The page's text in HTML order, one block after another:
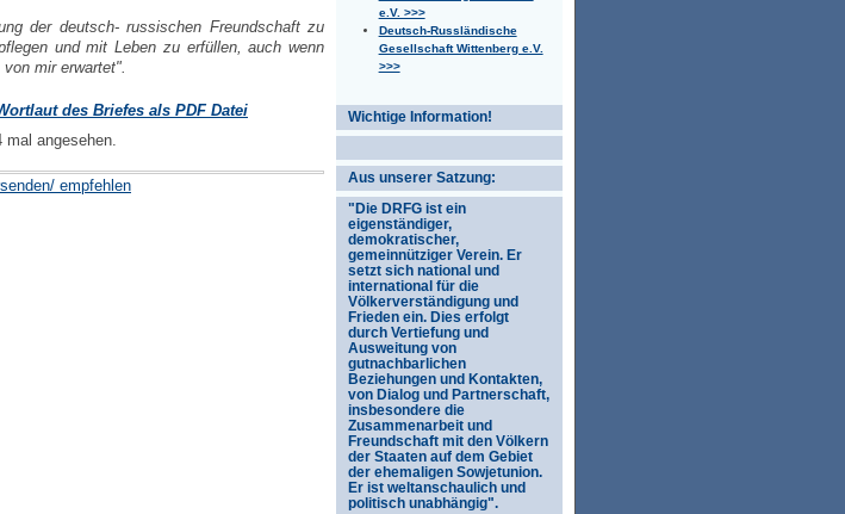
e.V. >>>
Deutsch-Russländische
Gesellschaft Wittenberg e.V.
>>>
Wichtige Information!
Aus unserer Satzung:
"Die DRFG ist ein
eigenständiger,
demokratischer,
gemeinnütziger Verein. Er
setzt sich national und
international für die
Völkerverständigung und
Frieden ein. Dies erfolgt
durch Vertiefung und
Ausweitung von
gutnachbarlichen
Beziehungen und Kontakten,
von Dialog und Partnerschaft,
insbesondere die
Zusammenarbeit und
Freundschaft mit den Völkern
der Staaten auf dem Gebiet
der ehemaligen Sowjetunion.
Er ist weltanschaulich und
politisch unabhängig".
der deutsch- russischen Freundschaft zu
und mit Leben zu erfüllen, auch wenn
von mir erwartet".
des Briefes als PDF Datei
angesehen.
empfehlen